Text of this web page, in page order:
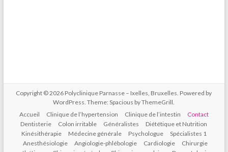
Copyright © 2026 Polyclinique Parnasse – Ixelles, Bruxelles. Powered by
WordPress. Theme: Spacious byThemeGrill.
Accueil
Clinique de l’hypertension Clinique de l’intestin
Contact
Dentisterie
Colon irritable Généralistes
Diététique et Nutrition
Kinésithérapie
Médecine générale Psychologue
Spécialistes 1
Anesthésiologie
Angiologie-phlébologie Cardiologie
Chirurgie